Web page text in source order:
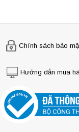
Chính sách bảo
Hướng dẫn mua